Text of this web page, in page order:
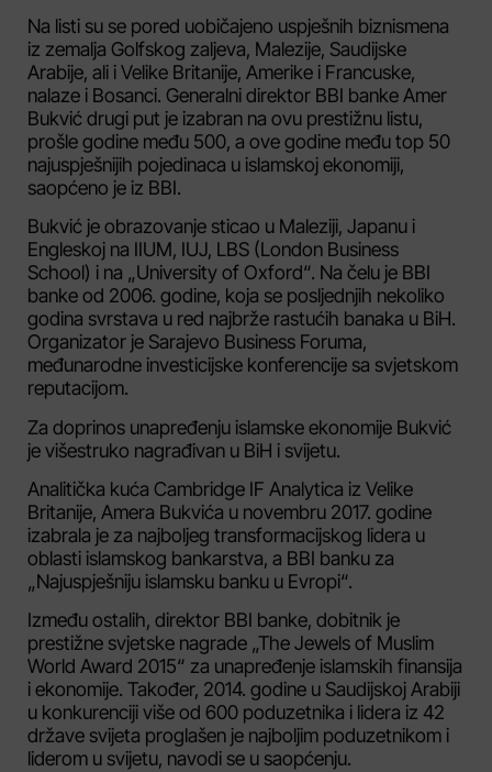
Na listi su se pored uobičajeno uspješnih biznismena
iz zemalja Golfskog zaljeva, Malezije, Saudijske
Arabije, ali i Velike Britanije, Amerike i Francuske,
nalaze i Bosanci. Generalni direktor BBI banke Amer
Bukvić drugi put je izabran na ovu prestižnu listu,
prošle godine među 500, a ove godine među top 50
najuspješnijih pojedinaca u islamskoj ekonomiji,
saopćeno je iz BBI.
Bukvić je obrazovanje sticao u Maleziji, Japanu i
Engleskoj na IIUM, IUJ, LBS (London Business
School) i na „University of Oxford“. Na čelu je BBI
banke od 2006. godine, koja se posljednjih nekoliko
godina svrstava u red najbrže rastućih banaka u BiH.
Organizator je Sarajevo Business Foruma,
međunarodne investicijske konferencije sa svjetskom
reputacijom.
Za doprinos unapređenju islamske ekonomije Bukvić
je višestruko nagrađivan u BiH i svijetu.
Analitička kuća Cambridge IF Analytica iz Velike
Britanije, Amera Bukvića u novembru 2017. godine
izabrala je za najboljeg transformacijskog lidera u
oblasti islamskog bankarstva, a BBI banku za
„Najuspješniju islamsku banku u Evropi“.
Između ostalih, direktor BBI banke, dobitnik je
prestižne svjetske nagrade „The Jewels of Muslim
World Award 2015“ za unapređenje islamskih finansija
i ekonomije. Također, 2014. godine u Saudijskoj Arabiji
u konkurenciji više od 600 poduzetnika i lidera iz 42
države svijeta proglašen je najboljim poduzetnikom i
liderom u svijetu, navodi se u saopćenju.